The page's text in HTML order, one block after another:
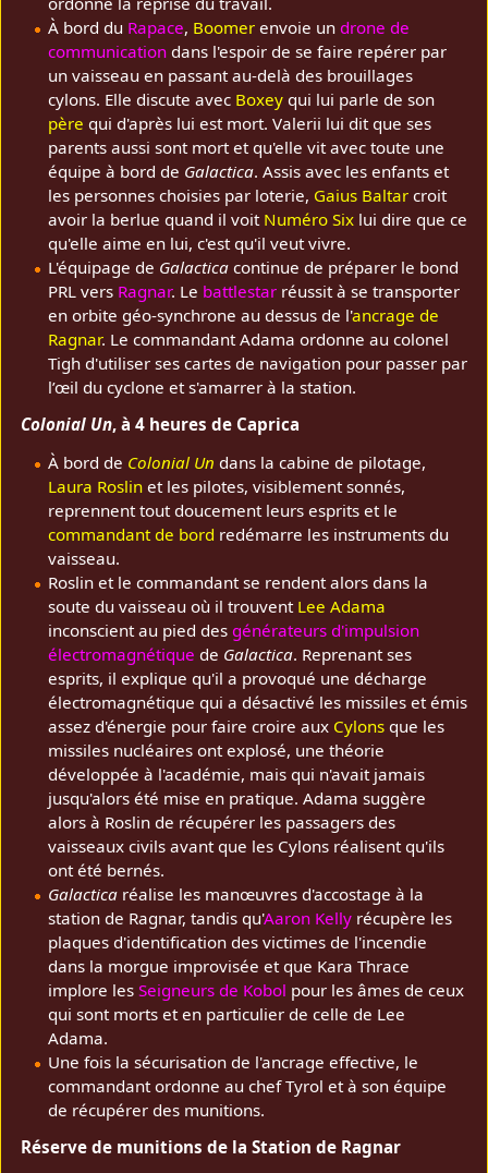
À bord du Rapace, Boomerenvoie un drone de
communicationdans l'espoir de se faire repérer par
un vaisseau en passant au-delà des brouillages
cylons. Elle discute avec Boxeyqui lui parle de son
père qui d'après lui est mort. Valerii lui dit que ses
parents aussi sont mort et qu'elle vit avec toute une
équipe à bord de Galactica. Assis avec les enfants et
les personnes choisies par loterie, Gaius Baltarcroit
avoir la berlue quand il voit Numéro Sixlui dire que ce
qu'elle aime en lui, c'est qu'il veut vivre.
L'équipage de Galacticacontinue de préparer le bond
PRL vers Ragnar. Le battlestarréussit à se transporter
en orbite géo-synchrone au dessus de l'ancrage de
Ragnar. Le commandant Adama ordonne au colonel
Tigh d'utiliser ses cartes de navigation pour passer par
l’œil du cyclone et s'amarrer à la station.
Colonial Un, à 4 heures de Caprica
À bord de Colonial Un dans la cabine de pilotage,
Laura Roslinet les pilotes, visiblement sonnés,
reprennent tout doucement leurs esprits et le
commandant de bord redémarre les instruments du
vaisseau.
Roslin et le commandant se rendent alors dans la
soute du vaisseau où il trouvent Lee Adama
inconscient au pied des générateurs d'impulsion
électromagnétique de Galactica. Reprenant ses
esprits, il explique qu'il a provoqué une décharge
électromagnétique qui a désactivé les missiles et émis
assez d'énergie pour faire croire aux Cylonsque les
missiles nucléaires ont explosé, une théorie
développée à l'académie, mais qui n'avait jamais
jusqu'alors été mise en pratique. Adama suggère
alors à Roslin de récupérer les passagers des
vaisseaux civils avant que les Cylons réalisent qu'ils
ont été bernés.
Galacticaréalise les manœuvres d'accostage à la
station de Ragnar, tandis qu'Aaron Kellyrécupère les
plaques d'identification des victimes de l'incendie
dans la morgue improvisée et que Kara Thrace
implore les Seigneurs de Kobol pour les âmes de ceux
qui sont morts et en particulier de celle de Lee
Adama.
Une fois la sécurisation de l'ancrage effective, le
commandant ordonne au chef Tyrol et à son équipe
de récupérer des munitions.
Réserve de munitions de la Station de Ragnar